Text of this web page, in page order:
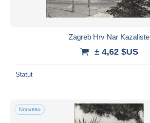
Zagreb Hrv Nar Kazaliste
± 4,62 $US
Statut
Nouveau